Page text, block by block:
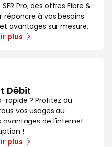
Pro, des offres Fibre &
répondre à vos besoins
avantages sur mesure.
plus
Débit
rapide ? Profitez du
vos usages au
avantages de l'internet
!
plus